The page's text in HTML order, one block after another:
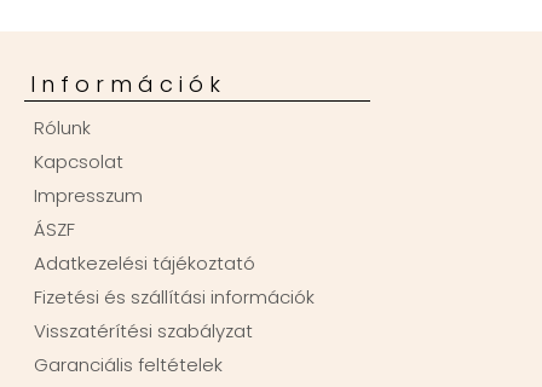
Információk
Rólunk
Kapcsolat
Impresszum
ÁSZF
Adatkezelési tájékoztató
Fizetési és szállítási információk
Visszatérítési szabályzat
Garanciális feltételek